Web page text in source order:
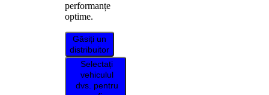
performanțe
optime.
Găsiți un
distribuitor
Selectați
vehiculul
dvs. pentru